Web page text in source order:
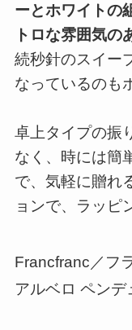
ーとホワイトの
トロな雰囲気の
続秒針のスイー
なっているのも
卓上タイプの振
なく、時には簡
で、気軽に贈れ
ョンで、ラッピ
Francfranc／フ
アルベロ ペン